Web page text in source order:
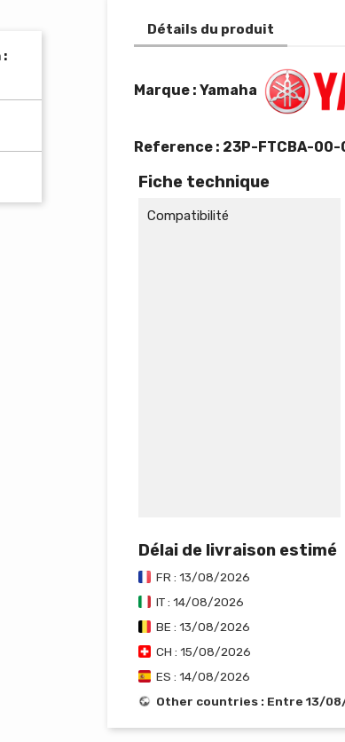
:
Détails du produit
Marque : Yamaha
Reference : 23P-FTCBA-00-
Fiche technique
Compatibilité
Délai de livraison estimé
FR : 13/08/2026
IT : 14/08/2026
BE : 13/08/2026
CH : 15/08/2026
ES : 14/08/2026
Other countries : Entre 13/